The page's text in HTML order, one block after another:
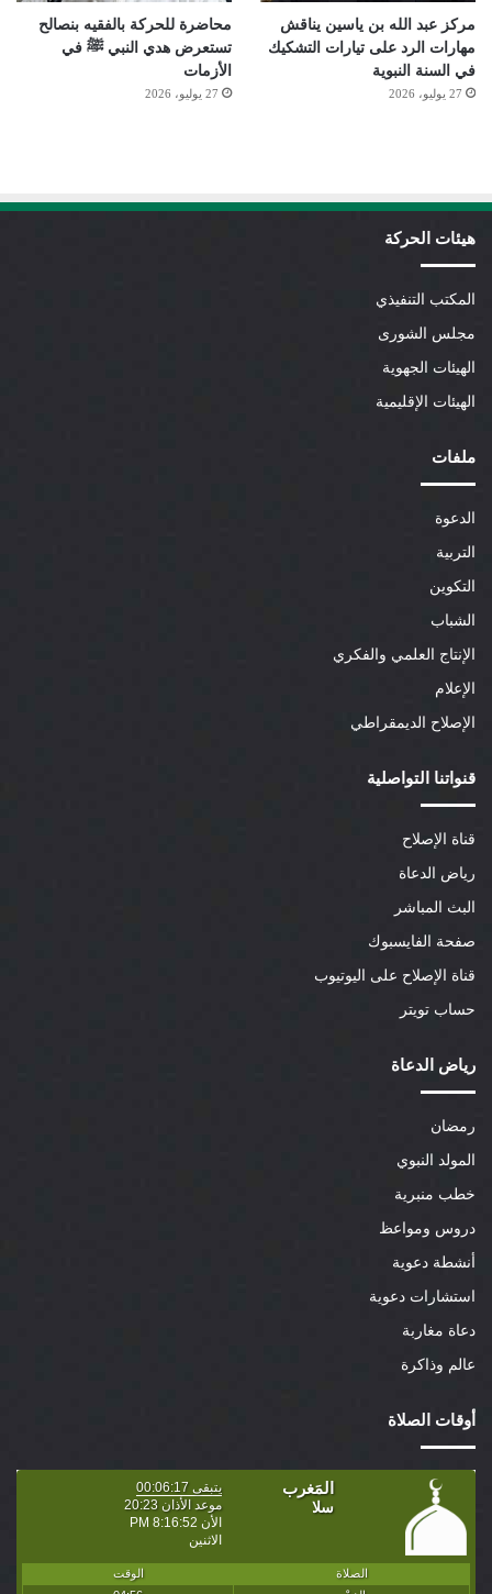
مركز عبد الله بن ياسين يناقش
مهارات الرد على تيارات التشكيك
في السنة النبوية
27 يوليو، 2026
محاضرة للحركة بالفقيه بنصالح
تستعرض هدي النبي ﷺ في
الأزمات
27 يوليو، 2026
هيئات الحركة
المكتب التنفيذي
مجلس الشورى
الهيئات الجهوية
الهيئات الإقليمية
ملفات
الدعوة
التربية
التكوين
الشباب
الإنتاج العلمي والفكري
الإعلام
الإصلاح الديمقراطي
قنواتنا التواصلية
قناة الإصلاح
رياض الدعاة
البث المباشر
صفحة الفايسبوك
قناة الإصلاح على اليوتيوب
حساب تويتر
رياض الدعاة
رمضان
المولد النبوي
خطب منبرية
دروس ومواعظ
أنشطة دعوية
استشارات دعوية
دعاة مغاربة
عالم وذاكرة
أوقات الصلاة